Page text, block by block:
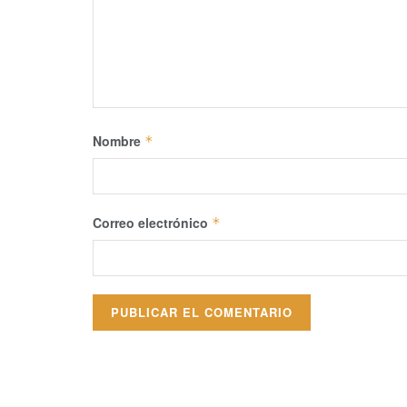
Nombre *
Correo electrónico *